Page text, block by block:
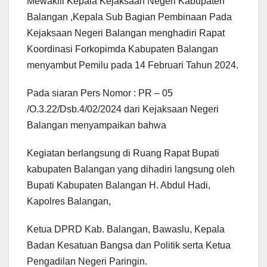
Balangan ,Kepala Sub Bagian Pembinaan Pada
Kejaksaan Negeri Balangan menghadiri Rapat
Koordinasi Forkopimda Kabupaten Balangan
menyambut Pemilu pada 14 Februari Tahun 2024.
Pada siaran Pers Nomor : PR – 05
/O.3.22/Dsb.4/02/2024 dari Kejaksaan Negeri
Balangan menyampaikan bahwa
Kegiatan berlangsung di Ruang Rapat Bupati
kabupaten Balangan yang dihadiri langsung oleh
Bupati Kabupaten Balangan H. Abdul Hadi,
Kapolres Balangan,
Ketua DPRD Kab. Balangan, Bawaslu, Kepala
Badan Kesatuan Bangsa dan Politik serta Ketua
Pengadilan Negeri Paringin.